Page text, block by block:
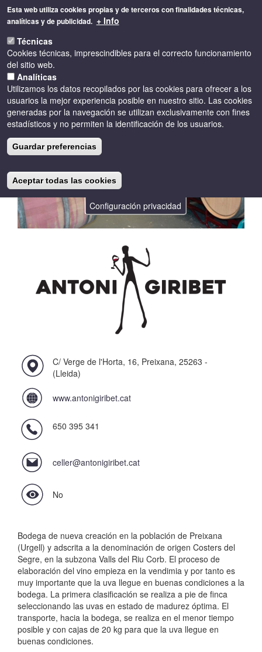
Configuración privacidad
Esta web utiliza cookies propias y de terceros con finalidades técnicas,
analíticas y de publicidad. + Info
Técnicas
Cookies técnicas, imprescindibles para el correcto funcionamiento
del sitio web.
Analíticas
Utilizamos los datos recopilados por las cookies para ofrecer a los
usuarios la mejor experiencia posible en nuestro sitio. Las cookies
generadas por la navegación se utilizan exclusivamente con fines
estadísticos y no permiten la identificación de los usuarios.
Guardar preferencias
Aceptar todas las cookies
Pasar
principal
C/ Verge de l'Horta, 16, Preixana, 25263 -
(Lleida)
www.antonigiribet.cat
650 395 341
celler@antonigiribet.cat
No
Bodega de nueva creación en la población de Preixana
(Urgell) y adscrita a la denominación de origen Costers del
Segre, en la subzona Valls del Riu Corb. El proceso de
elaboración del vino empieza en la vendimia y por tanto es
muy importante que la uva llegue en buenas condiciones a la
bodega. La primera clasificación se realiza a pie de finca
seleccionando las uvas en estado de madurez óptima. El
transporte, hacia la bodega, se realiza en el menor tiempo
posible y con cajas de 20 kg para que la uva llegue en
buenas condiciones.